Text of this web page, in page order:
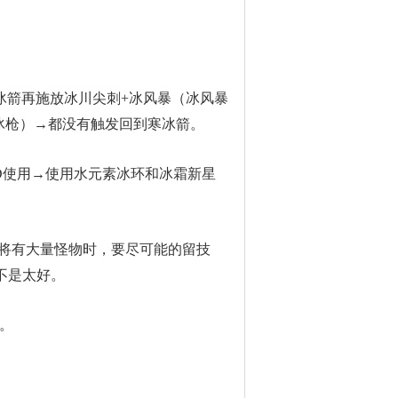
再施放冰川尖刺+冰风暴（冰风暴
）→都没有触发回到寒冰箭。
用→使用水元素冰环和冰霜新星
有大量怪物时，要尽可能的留技
太好。